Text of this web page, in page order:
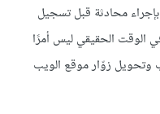
يقوموا بإجراء محادثة قبل تسجيل
الوقت الحقيقي ليس أمرًا
وتحويل زوّار موقع الويب